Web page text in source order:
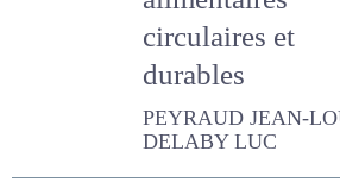
systèmes
alimentaires
circulaires et
durables
PEYRAUD JEAN-LOUIS,